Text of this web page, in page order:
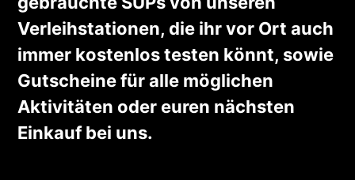
Verleihstationen, die ihr vor Ort auch
immer kostenlos testen könnt, sowie
Gutscheine für alle möglichen
Aktivitäten oder euren nächsten
Einkauf bei uns.